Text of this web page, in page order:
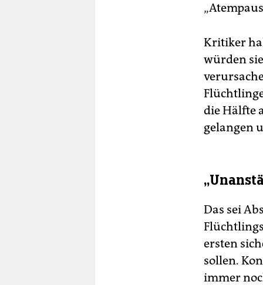
Kritiker
würden
die Hälfte
gelangen
Das sei
ersten
sollen.
immer